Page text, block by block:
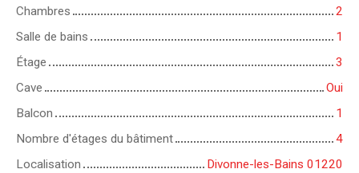
Chambres
2
Salle de bains
1
Étage
3
Cave
Oui
Balcon
1
Nombre d'étages du bâtiment
4
Localisation
Divonne-les-Bains 01220